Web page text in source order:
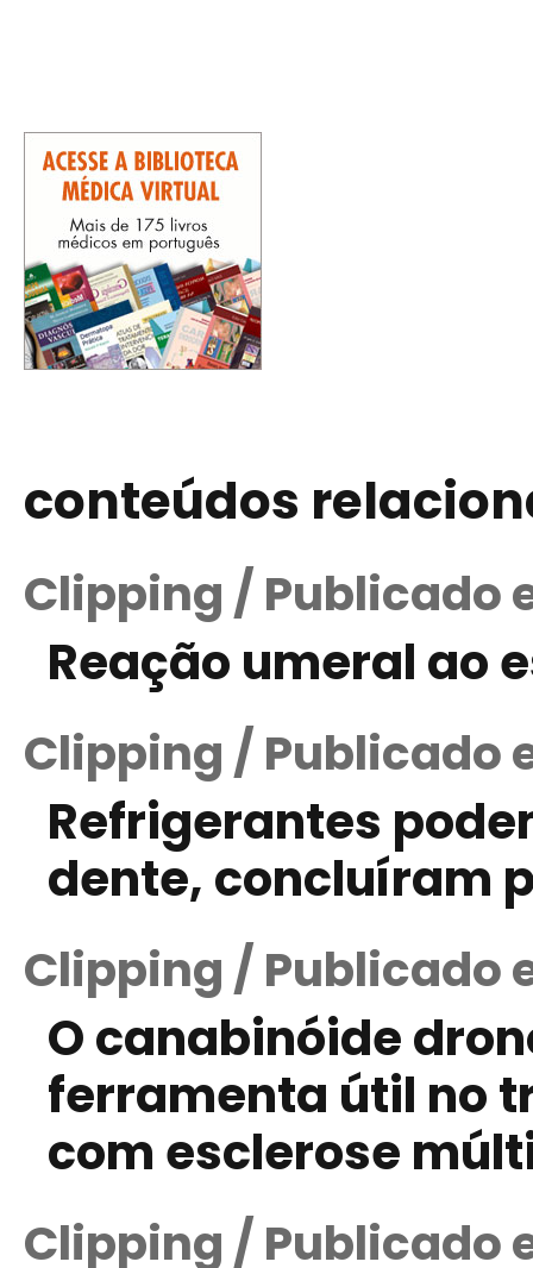
conteúdos
Clipping / Publicado
Reação umeral ao
Clipping / Publicado
Refrigerantes
dente, concluíram
Clipping / Publicado
O canabinóide
ferramenta útil no
com esclerose
Clipping / Publicado